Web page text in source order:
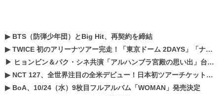
▶ BTS（防弾少年団）とBig Hit、再契約を締結
▶TWICE 初のアリーナツアー完走！「東京ドーム 2DAYS」「ナゴヤドーム1DAY」「京セラドーム1DAY」2019年ドームツアー開催決定！！
▶ ヒョンビン＆パク・シネ共演「アルハンブラ宮殿の思い出」台本読み現場を公開
▶ NCT 127、全世界注目の全米デビュー！日本初ツアーチケットが早くもプレミア化！？
▶ BoA、10/24（水）9枚目フルアルバム「WOMAN」発売決定